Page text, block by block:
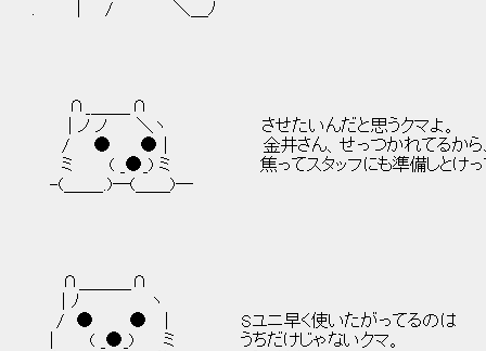
. | / ＼＿ﾉ
∩_＿＿_∩
| ノ ノ ＼ヽ させたいんだと思うクマよ。
/ ● ● | 金井さん、せっつかれてるから
ミ ( _●_) ミ 焦ってスタッフにも準備しとけっ
-(＿＿_.)─(＿＿)─
∩＿＿＿∩
| ﾉ ヽ
/ ● ● | Sユニ早く使いたがってるのは
| ( _●_) ミ うちだけじゃないクマ。